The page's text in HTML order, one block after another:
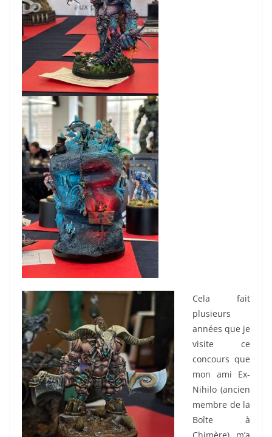
Cela fait
plusieurs
années que je
visite ce
concours que
mon ami Ex-
Nihilo (ancien
membre de la
Boîte à
Chimère) m’a